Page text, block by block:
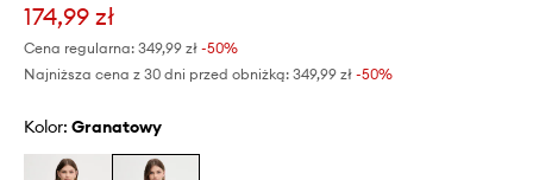
174,99 zł
Cena regularna: 349,99 zł -50%
Najniższa cena z 30 dni przed obniżką: 349,99 zł -50%
Kolor: granatowy